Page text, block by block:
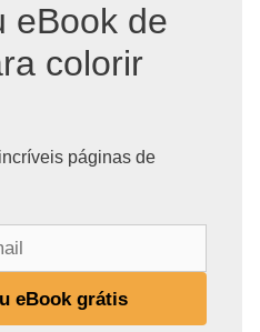
eBook de
colorir
páginas de
eBook grátis